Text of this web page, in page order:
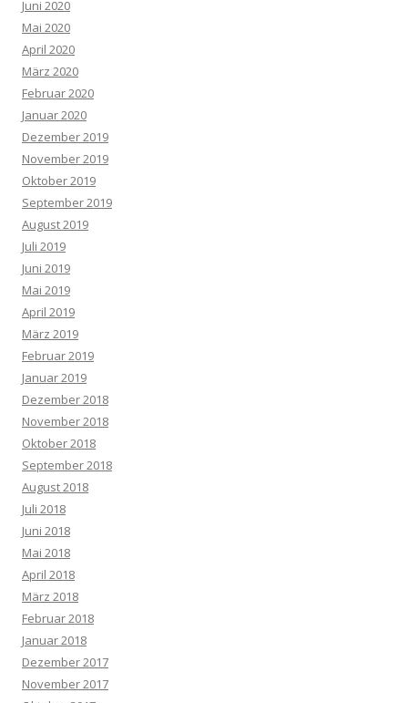
Juni 2020
Mai 2020
April 2020
März 2020
Februar 2020
Januar 2020
Dezember 2019
November 2019
Oktober 2019
September 2019
August 2019
Juli 2019
Juni 2019
Mai 2019
April 2019
März 2019
Februar 2019
Januar 2019
Dezember 2018
November 2018
Oktober 2018
September 2018
August 2018
Juli 2018
Juni 2018
Mai 2018
April 2018
März 2018
Februar 2018
Januar 2018
Dezember 2017
November 2017